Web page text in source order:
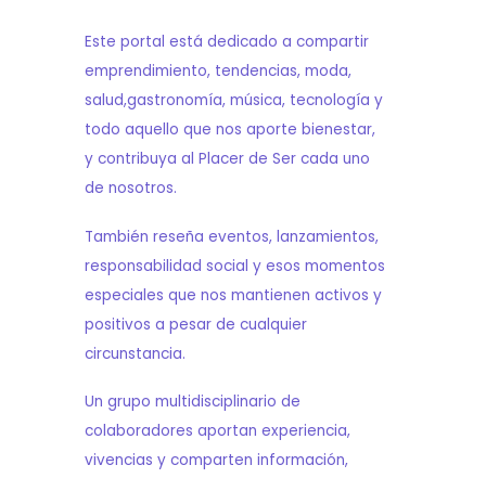
Este portal está dedicado a compartir
emprendimiento, tendencias, moda,
salud,gastronomía, música, tecnología y
todo aquello que nos aporte bienestar,
y contribuya al Placer de Ser cada uno
de nosotros.
También reseña eventos, lanzamientos,
responsabilidad social y esos momentos
especiales que nos mantienen activos y
positivos a pesar de cualquier
circunstancia.
Un grupo multidisciplinario de
colaboradores aportan experiencia,
vivencias y comparten información,